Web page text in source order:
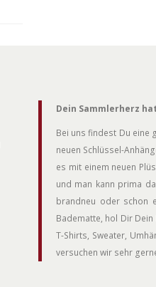
Dein Sammlerherz
Bei uns findest Du eine
neuen Schlüssel-
es mit einem neuen
und man kann prima
brandneu oder schon
Badematte, hol Dir
T-Shirts, Sweater,
versuchen wir sehr